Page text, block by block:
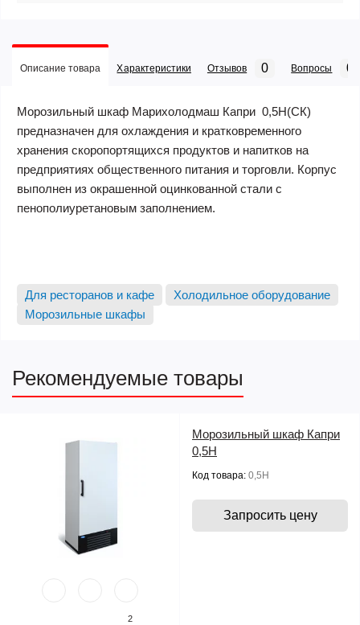
Описание товара Характеристики Отзывов 0 Вопросы 0
Морозильный шкаф Марихолодмаш Капри 0,5Н(СК)
предназначен для охлаждения и кратковременного
хранения скоропортящихся продуктов и напитков на
предприятиях общественного питания и торговли. Корпус
выполнен из окрашенной оцинкованной стали с
пенополиуретановым заполнением.
Для ресторанов и кафе
Холодильное оборудование
Морозильные шкафы
Рекомендуемые товары
2
Морозильный шкаф Капри
0,5Н
Код товара: 0,5Н
Запросить цену